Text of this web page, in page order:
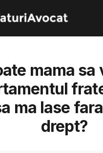
mama sa
ma lase
drept?